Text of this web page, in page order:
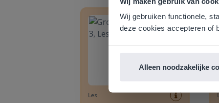
Wij gebruiken functionele,
deze cookies accepteren of
Alleen noodzakelijke
Groep 8, Blok 9, Week 3, Les 11
Les